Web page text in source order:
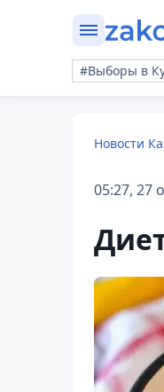
#Выборы в
Новости
05:27, 27